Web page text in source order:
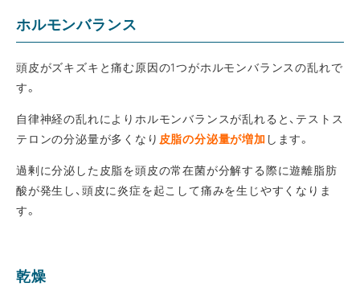
ホルモンバランス
頭皮がズキズキと痛む原因の1つがホルモンバランスの乱れで
す。
自律神経の乱れによりホルモンバランスが乱れると、テストス
テロンの分泌量が多くなり 皮脂の分泌量が増加 します。
過剰に分泌した皮脂を頭皮の常在菌が分解する際に遊離脂肪
酸が発生し、頭皮に炎症を起こして痛みを生じやすくなりま
す。
乾燥